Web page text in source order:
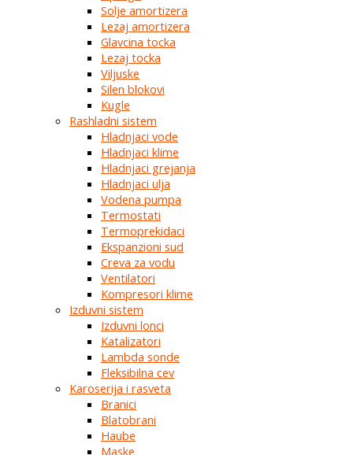
Solje amortizera
Lezaj amortizera
Glavcina tocka
Lezaj tocka
Viljuske
Silen blokovi
Kugle
Rashladni sistem
Hladnjaci vode
Hladnjaci klime
Hladnjaci grejanja
Hladnjaci ulja
Vodena pumpa
Termostati
Termoprekidaci
Ekspanzioni sud
Creva za vodu
Ventilatori
Kompresori klime
Izduvni sistem
Izduvni lonci
Katalizatori
Lambda sonde
Fleksibilna cev
Karoserija i rasveta
Branici
Blatobrani
Haube
Maske